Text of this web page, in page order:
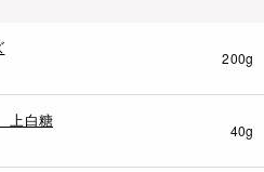
200g
上白糖
40g